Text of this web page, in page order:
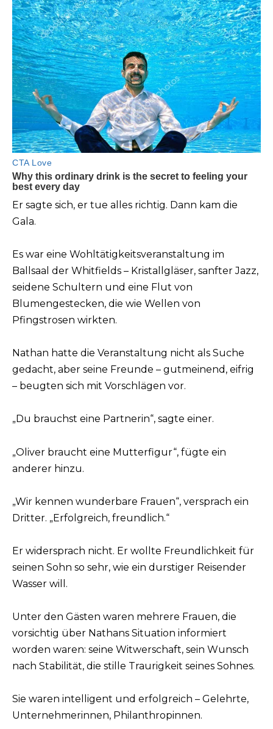
Er sagte sich, er tue alles richtig. Dann kam die
Gala.
Es war eine Wohltätigkeitsveranstaltung im
Ballsaal der Whitfields – Kristallgläser, sanfter Jazz,
seidene Schultern und eine Flut von
Blumengestecken, die wie Wellen von
Pfingstrosen wirkten.
Nathan hatte die Veranstaltung nicht als Suche
gedacht, aber seine Freunde – gutmeinend, eifrig
– beugten sich mit Vorschlägen vor.
„Du brauchst eine Partnerin“, sagte einer.
„Oliver braucht eine Mutterfigur“, fügte ein
anderer hinzu.
„Wir kennen wunderbare Frauen“, versprach ein
Dritter. „Erfolgreich, freundlich.“
Er widersprach nicht. Er wollte Freundlichkeit für
seinen Sohn so sehr, wie ein durstiger Reisender
Wasser will.
Unter den Gästen waren mehrere Frauen, die
vorsichtig über Nathans Situation informiert
worden waren: seine Witwerschaft, sein Wunsch
nach Stabilität, die stille Traurigkeit seines Sohnes.
Sie waren intelligent und erfolgreich – Gelehrte,
Unternehmerinnen, Philanthropinnen.